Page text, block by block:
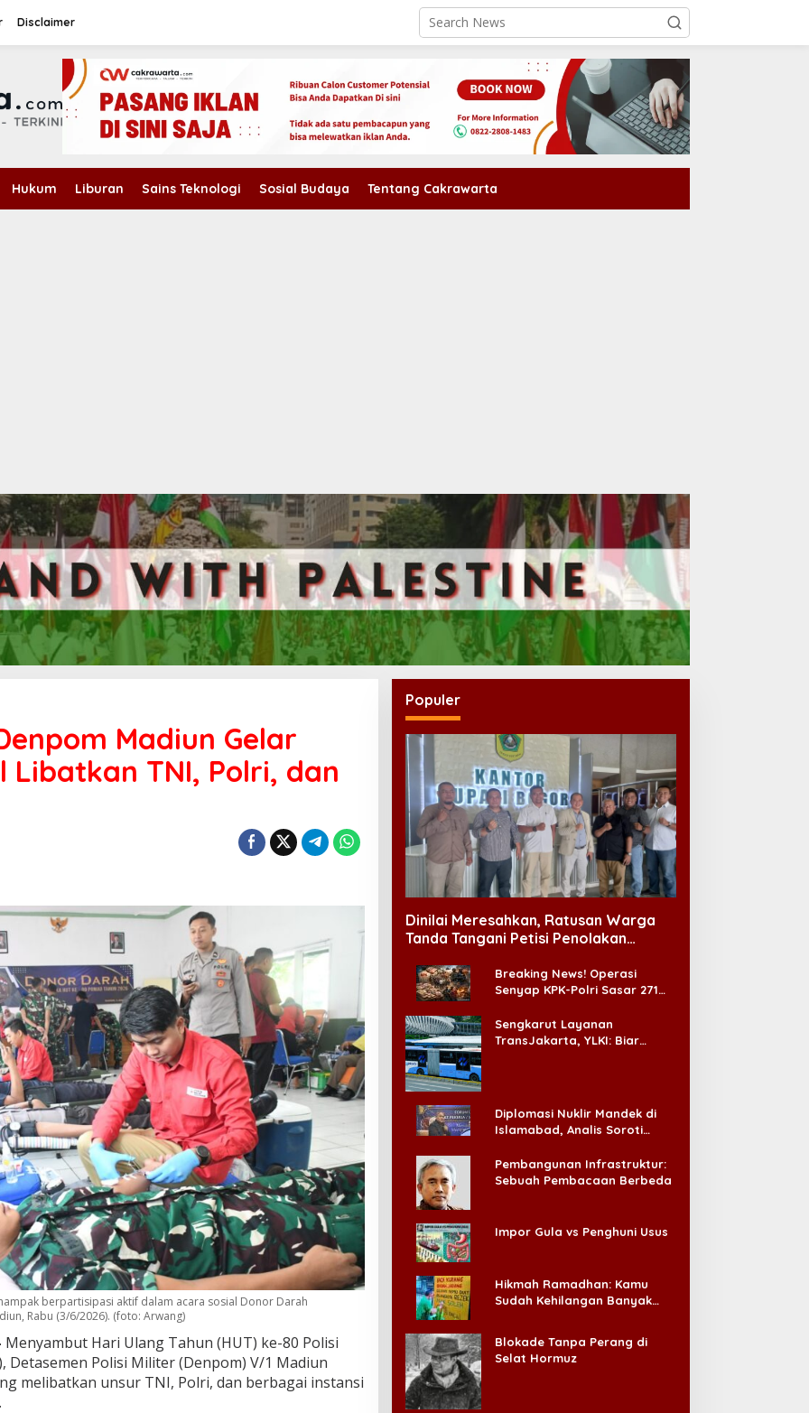
Disclaimer
Hukum Liburan Sains Teknologi Sosial Budaya Tentang Cakrawarta
Madiun Gelar
Libatkan TNI, Polri, dan
berpartisipasi aktif dalam acara sosial Donor Darah
Rabu (3/6/2026). (foto: Arwang)
Menyambut Hari Ulang Tahun (HUT) ke-80 Polisi
Detasemen Polisi Militer (Denpom) V/1 Madiun
melibatkan unsur TNI, Polri, dan berbagai instansi
Populer
Dinilai Meresahkan, Ratusan Warga
Tanda Tangani Petisi Penolakan
Breaking News! Operasi
Senyap KPK-Polri Sasar 271
Ada ‘Badai Pemeriksaan’
Sengkarut Layanan
TransJakarta, YLKI: Biar
Diplomasi Nuklir Mandek di
Islamabad, Analis Soroti
Pembangunan Infrastruktur:
Sebuah Pembacaan Berbeda
Impor Gula vs Penghuni Usus
Hikmah Ramadhan: Kamu
Sudah Kehilangan Banyak
Blokade Tanpa Perang di
Selat Hormuz